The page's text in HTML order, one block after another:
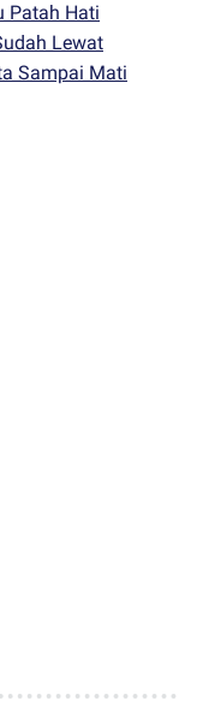
Patah Hati
Lewat
Sampai Mati